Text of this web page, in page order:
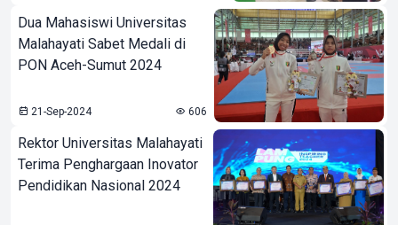
Dua Mahasiswi Universitas
Malahayati Sabet Medali di
PON Aceh-Sumut 2024
21-Sep-2024 606
Rektor Universitas Malahayati
Terima Penghargaan Inovator
Pendidikan Nasional 2024